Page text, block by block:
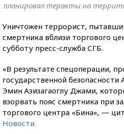
планировал теракты на
Уничтожен террорист,
смертника вблизи торгового
субботу пресс-служба СГБ.
«В результате спецоперации,
государственной
Эмин Азизагаоглу Джами,
взорвать пояс смертника при
торгового центра «Бина», —
Новости.